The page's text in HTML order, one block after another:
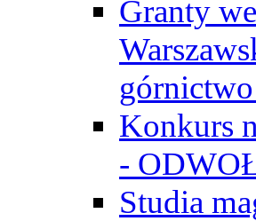
Granty
Konkurs
-
Studia